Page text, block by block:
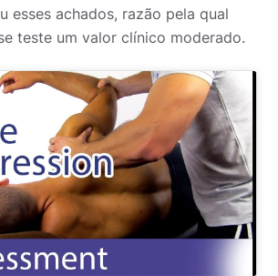
esses achados, razão pela qual
teste um valor clínico moderado.